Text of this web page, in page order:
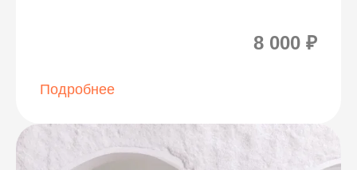
8 000 ₽
Подробнее